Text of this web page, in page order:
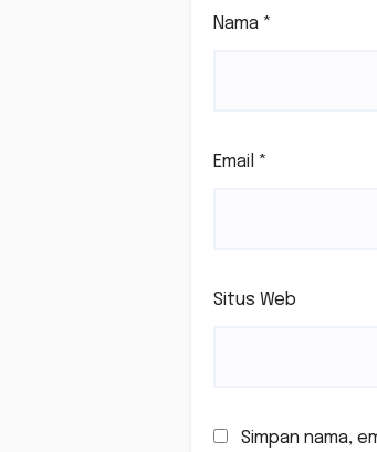
Nama *
Email *
Situs Web
Simpan nama,